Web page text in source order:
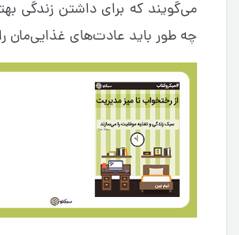
می‌گویند که برای داشتن زندگی
چه طور باید عادت‌های غذایی‌مان